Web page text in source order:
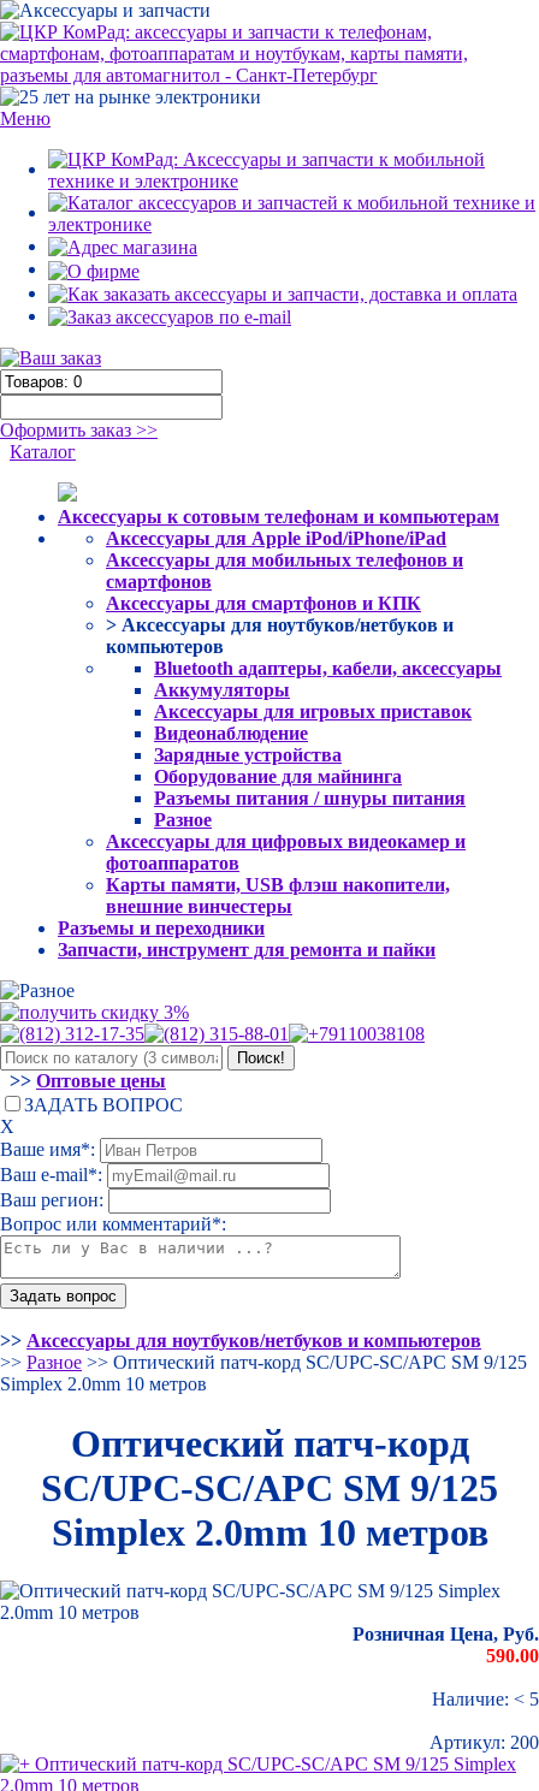
Меню
Оформить заказ >>
Каталог
Аксессуары к сотовым телефонам и компьютерам
Аксессуары для Apple iPod/iPhone/iPad
Аксессуары для мобильных телефонов и
смартфонов
Аксессуары для смартфонов и КПК
> Аксессуары для ноутбуков/нетбуков и
компьютеров
Bluetooth адаптеры, кабели, аксессуары
Аккумуляторы
Аксессуары для игровых приставок
Видеонаблюдение
Зарядные устройства
Оборудование для майнинга
Разъемы питания / шнуры питания
Разное
Аксессуары для цифровых видеокамер и
фотоаппаратов
Карты памяти, USB флэш накопители,
внешние винчестеры
Разъемы и переходники
Запчасти, инструмент для ремонта и пайки
>> Оптовые цены
ЗАДАТЬ ВОПРОС
Х
Ваше имя*:
Ваш e-mail*:
Ваш регион:
Вопрос или комментарий*:
>> Аксессуары для ноутбуков/нетбуков и компьютеров
>> Разное >> Оптический патч-корд SC/UPC-SC/APC SM 9/125
Simplex 2.0mm 10 метров
Оптический патч-корд
SC/UPC-SC/APC SM 9/125
Simplex 2.0mm 10 метров
Розничная Цена, Руб.
590.00
Наличие: < 5
Артикул: 200